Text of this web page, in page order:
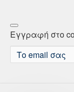
Εγγραφή στο
Το
email